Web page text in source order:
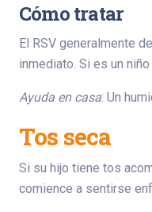
Cómo tratar
El RSV generalmente
inmediato. Si es un
Ayuda en casa: Un
Tos seca
Si su hijo tiene tos
comience a sentirse